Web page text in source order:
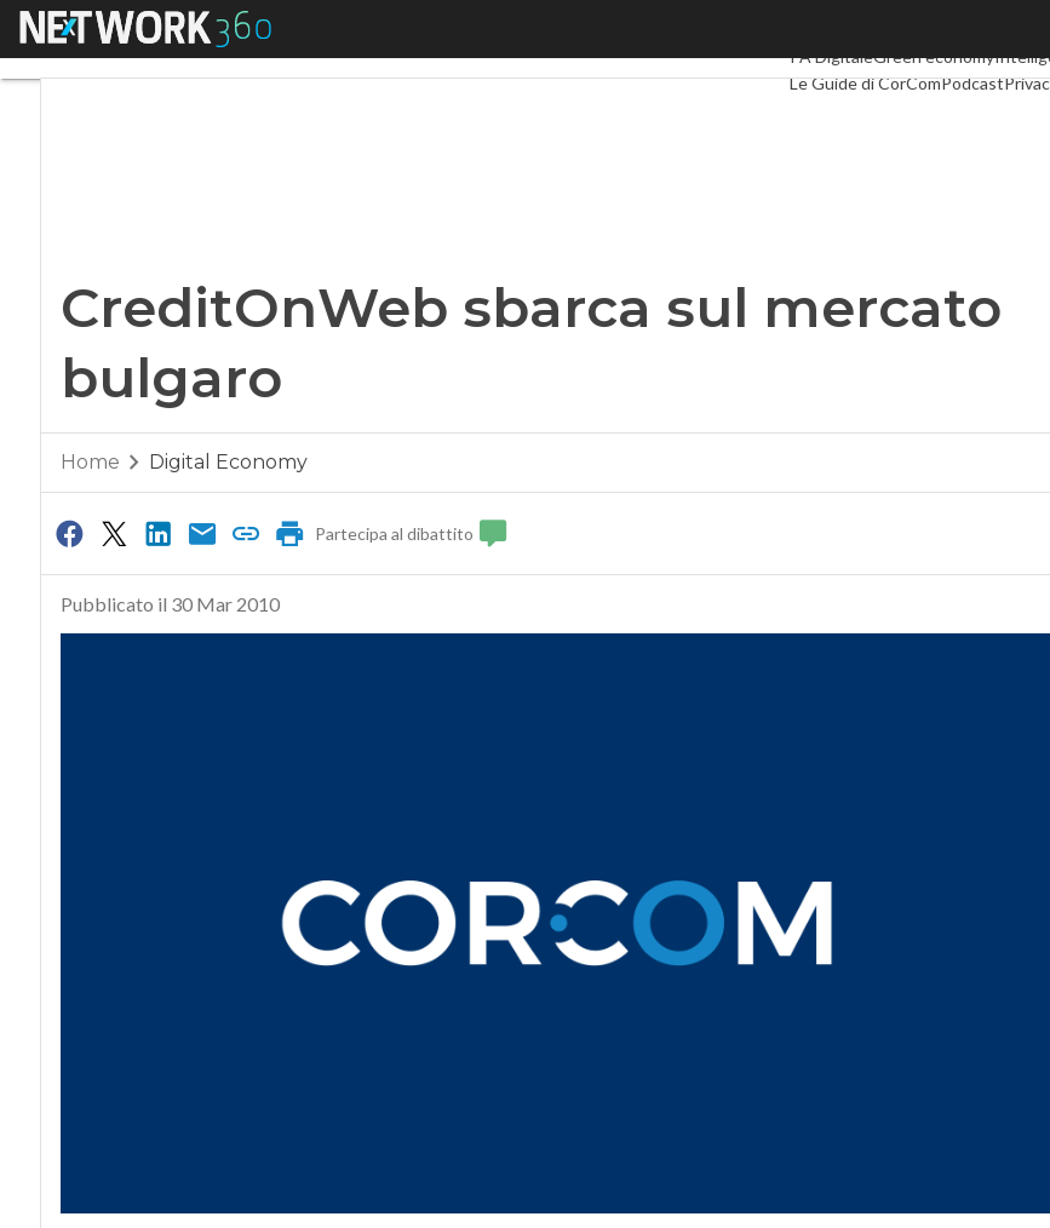
Menu
PA DigitaleGreen economy
Le Guide di CorComPodcast
CreditOnWeb sbarca sul mercato
bulgaro
Home Digital Economy
Partecipa al dibattito
Pubblicato il 30 Mar 2010